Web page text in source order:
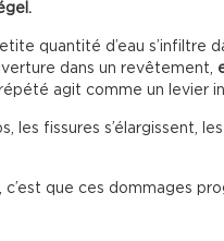
quantité d’eau s’infiltre
dans un revêtement,
agit comme un levier
les fissures s’élargissent,
c’est que ces dommages